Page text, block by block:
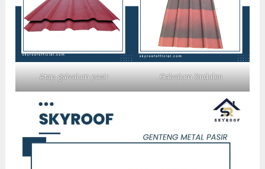
Atap galvalum pasir Galvalum Ondulen